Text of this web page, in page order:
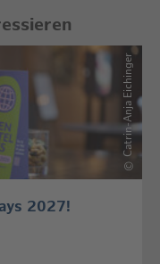
©
Catrin-Anja Eichinger
2027!